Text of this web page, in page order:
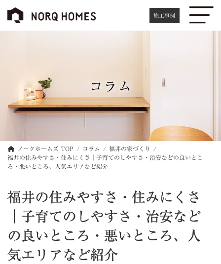
施工事例
コラム
ノークホームズ TOP コラム
福井の家づくり
福井の住みやすさ・住みにくさ｜子育てのしやすさ・治安などの良いとこ
ろ・悪いところ、人気エリアなど紹介
福井の住みやすさ・住みにくさ
｜子育てのしやすさ・治安など
の良いところ・悪いところ、人
気エリアなど紹介